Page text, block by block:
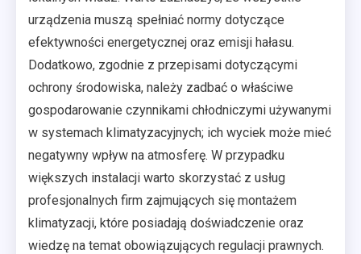
urządzenia muszą spełniać normy dotyczące
efektywności energetycznej oraz emisji hałasu.
Dodatkowo, zgodnie z przepisami dotyczącymi
ochrony środowiska, należy zadbać o właściwe
gospodarowanie czynnikami chłodniczymi używanymi
w systemach klimatyzacyjnych; ich wyciek może mieć
negatywny wpływ na atmosferę. W przypadku
większych instalacji warto skorzystać z usług
profesjonalnych firm zajmujących się montażem
klimatyzacji, które posiadają doświadczenie oraz
wiedzę na temat obowiązujących regulacji prawnych.